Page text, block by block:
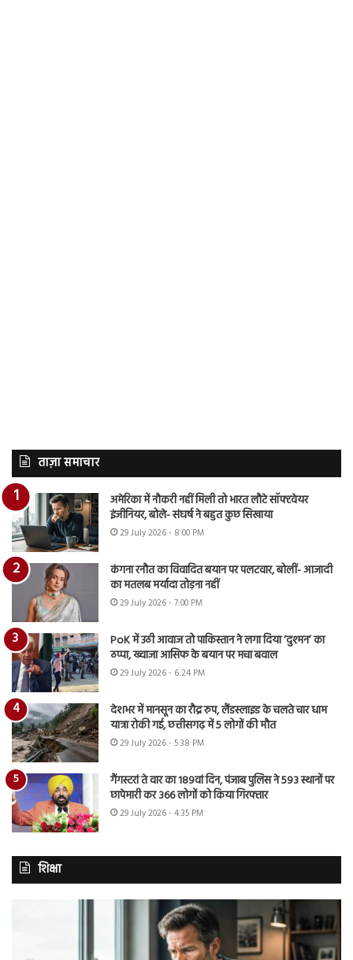
ताज़ा समाचार
अमेरिका में नौकरी नहीं मिली तो भारत लौटे सॉफ्टवेयर
इंजीनियर, बोले- संघर्ष ने बहुत कुछ सिखाया
29 July 2026 - 8:00 PM
कंगना रनौत का विवादित बयान पर पलटवार, बोलीं- आजादी
का मतलब मर्यादा तोड़ना नहीं
29 July 2026 - 7:00 PM
PoK में उठी आवाज तो पाकिस्तान ने लगा दिया ‘दुश्मन’ का
ठप्पा, ख्वाजा आसिफ के बयान पर मचा बवाल
29 July 2026 - 6:24 PM
देशभर में मानसून का रौद्र रुप, लैंडस्लाइड के चलते चार धाम
यात्रा रोकी गई, छत्तीसगढ़ में 5 लोगों की मौत
29 July 2026 - 5:38 PM
गैंगस्टरां ते वार का 189वां दिन, पंजाब पुलिस ने 593 स्थानों पर
छापेमारी कर 366 लोगों को किया गिरफ्तार
29 July 2026 - 4:35 PM
शिक्षा